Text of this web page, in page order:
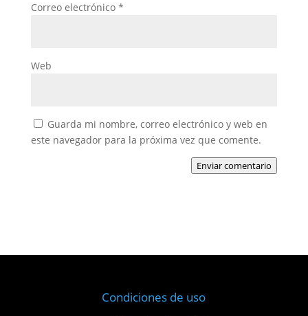
Correo electrónico *
Web
Guarda mi nombre, correo electrónico y web en
este navegador para la próxima vez que comente.
Enviar comentario
Condiciones de uso